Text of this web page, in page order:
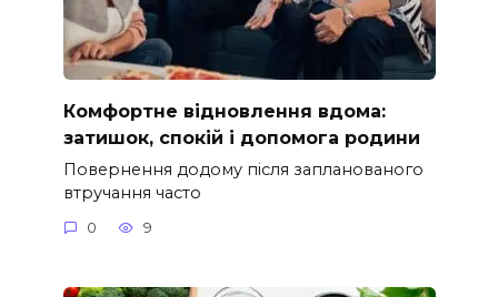
Комфортне відновлення вдома:
затишок, спокій і допомога родини
Повернення додому після запланованого
втручання часто
0 9